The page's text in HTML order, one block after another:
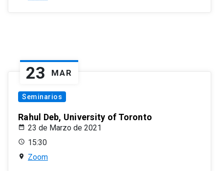
23 MAR
Seminarios
Rahul Deb, University of Toronto
23 de Marzo de 2021
15:30
Zoom